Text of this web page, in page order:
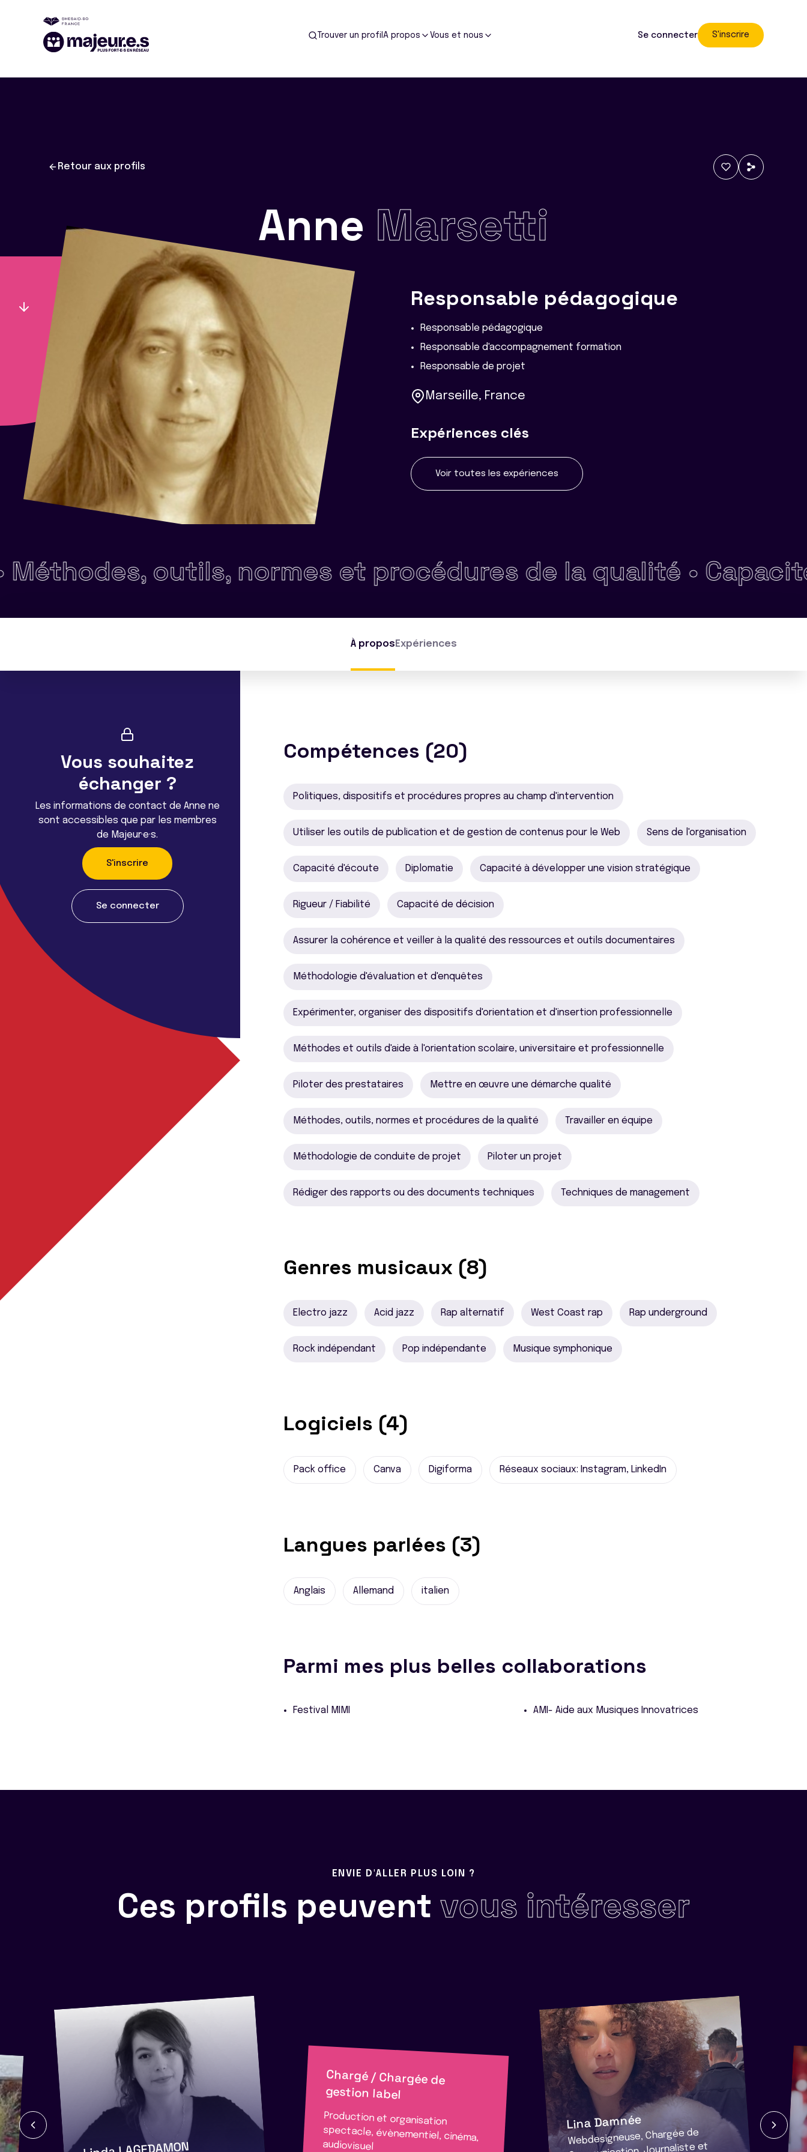
Trouver un profil A propos Vous et nous Se connecter S'inscrire
Retour aux profils
Anne Marsetti
Responsable pédagogique
Responsable pédagogique
Responsable d'accompagnement formation
Responsable de projet
Marseille, France
Expériences clés
Voir toutes les expériences
outils, normes et procédures de la qualité •Capacité
À propos Expériences
Vous souhaitez
échanger ?
Les informations de contact de Anne ne
sont accessibles que par les membres
de Majeur·e·s.
S'inscrire
Se connecter
Compétences (20)
Politiques, dispositifs et procédures propres au champ d'intervention
Utiliser les outils de publication et de gestion de contenus pour le Web Sens de l'organisation
Capacité d'écoute Diplomatie Capacité à développer une vision stratégique
Rigueur / Fiabilité Capacité de décision
Assurer la cohérence et veiller à la qualité des ressources et outils documentaires
Méthodologie d'évaluation et d'enquêtes
Expérimenter, organiser des dispositifs d'orientation et d'insertion professionnelle
Méthodes et outils d'aide à l'orientation scolaire, universitaire et professionnelle
Piloter des prestataires Mettre en œuvre une démarche qualité
Méthodes, outils, normes et procédures de la qualité Travailler en équipe
Méthodologie de conduite de projet Piloter un projet
Rédiger des rapports ou des documents techniques Techniques de management
Genres musicaux (8)
Electro jazz Acid jazz Rap alternatif West Coast rap Rap underground
Rock indépendant Pop indépendante Musique symphonique
Logiciels (4)
Pack office Canva Digiforma Réseaux sociaux: Instagram, LinkedIn
Langues parlées (3)
Anglais Allemand italien
Parmi mes plus belles collaborations
Festival MIMI AMI- Aide aux Musiques Innovatrices
ENVIE D'ALLER PLUS LOIN ?
Ces profils peuvent vous intéresser
Chargé / Chargée de
gestion label
Production et organisation
spectacle, évènementiel, cinéma,
audiovisuel
Lina Damnée
Webdesigneuse, Chargée de